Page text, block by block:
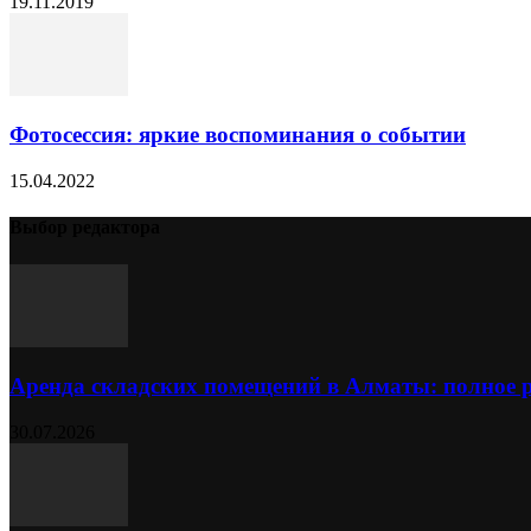
Фотосессия: яркие воспоминания о событии
15.04.2022
Аренда складских помещений в Алматы: полное